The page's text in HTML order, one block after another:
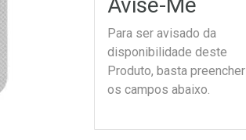
Para ser avisado da
disponibilidade deste
Produto, basta preencher
os campos abaixo.